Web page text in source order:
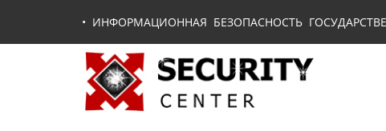
• ИНФОРМАЦИОННАЯ БЕЗОПАСНОСТЬ